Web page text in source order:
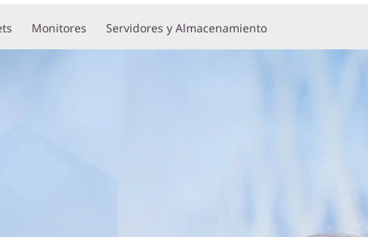
Monitores Servidores y Almacenamiento